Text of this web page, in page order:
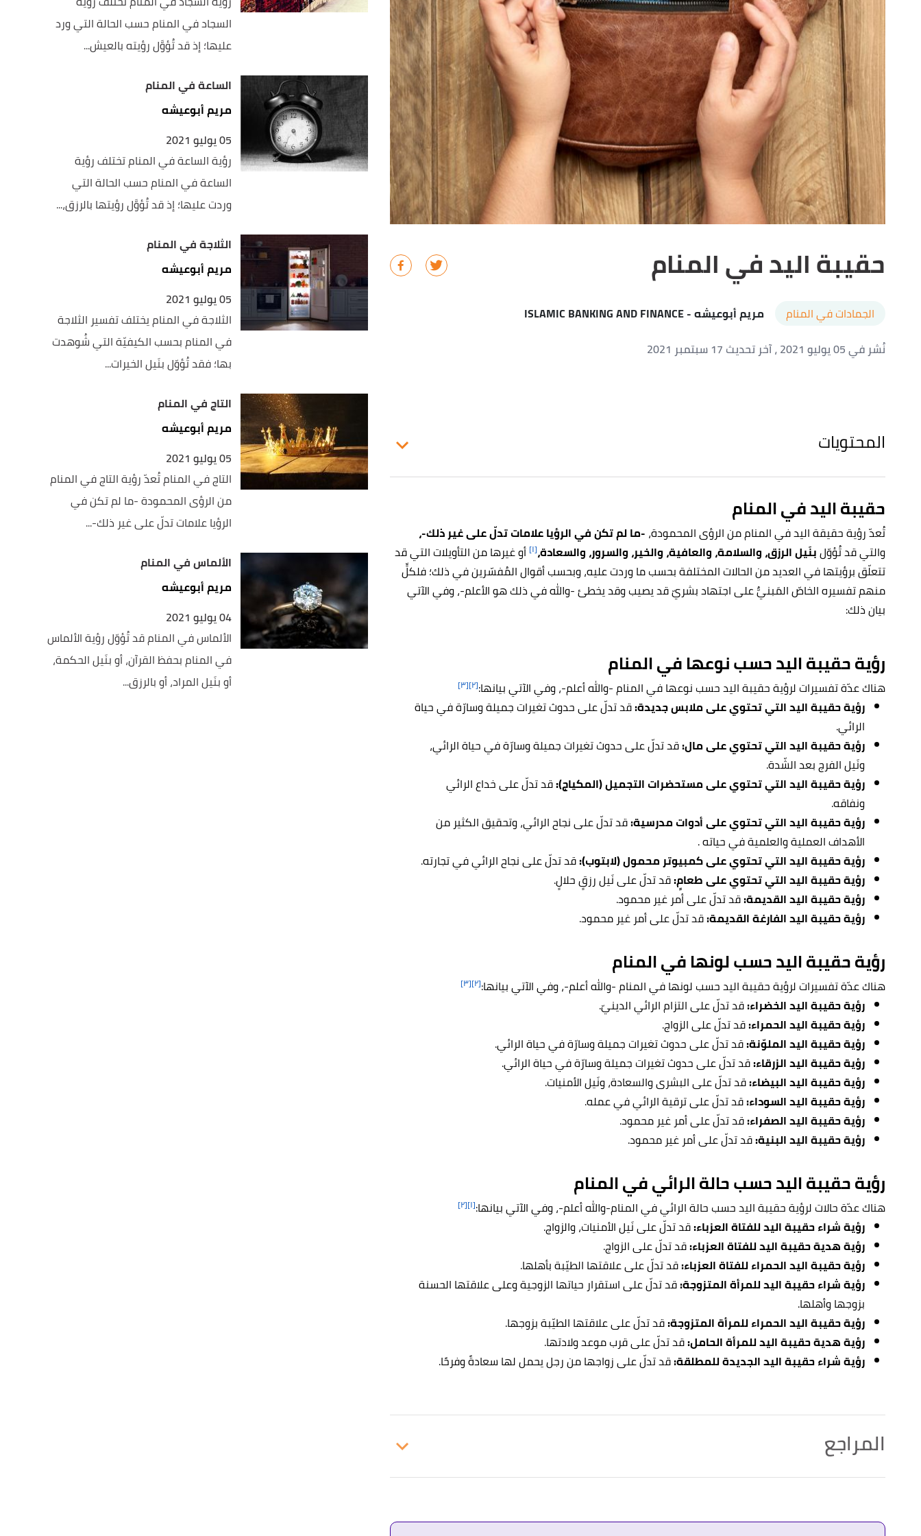
حقيبة اليد في المنام
الجمادات في المنام مريم أبوعيشه- ISLAMIC BANKING AND FINANCE
نُشر في 05 يوليو 2021
، آخر تحديث 17 سبتمبر 2021
المحتويات
حقيبة اليد في المنام
تُعدّ رؤية حقيقة اليد في المنام من الرؤى المحمودة، -ما لم تكن في الرؤيا علامات تدلّ على غير ذلك-،
والتي قد تُؤوّلبنَيل الرزق، والسلامة، والعافية، والخير، والسرور، والسعادة،[١] أو غيرها من التأويلات التي قد
تتعلّق برؤيتها في العديد من الحالات المختلفة بحسب ما وردت عليه، وبحسب أقوال المُفسّرين في ذلك؛ فلكلٍّ
منهم تفسيره الخاصّ المَبنيٌّ على اجتهاد بشريّ قد يصيب وقد يخطئ -والله في ذلك هو الأعلم-، وفي الآتي
بيان ذلك:
رؤية حقيبة اليد حسب نوعها في المنام
هناك عدّة تفسيرات لرؤية حقيبة اليد حسب نوعها في المنام -والله أعلم-، وفي الآتي بيانها:[٢] [٣]
رؤية حقيبة اليد التي تحتوي على ملابس جديدة:قد تدلّ على حدوث تغيرات جميلة وسارّة في حياة
الرائي.
رؤية حقيبة اليد التي تحتوي على مال:قد تدلّ على حدوث تغيرات جميلة وسارّة في حياة الرائي،
ونَيل الفرج بعد الشّدة.
رؤية حقيبة اليد التي تحتوي على مستحضرات التجميل (المكياج):قد تدلّ على خداع الرائي
ونفاقه.
رؤية حقيبة اليد التي تحتوي على أدوات مدرسية:قد تدلّ على نجاح الرائي، وتحقيق الكثير من
الأهداف العملية والعلمية في حياته .
رؤية حقيبة اليد التي تحتوي على كمبيوتر محمول (لابتوب):قد تدلّ على نجاح الرائي في تجارته.
رؤية حقيبة اليد التي تحتوي على طعامٍ:قد تدلّ على نَيل رزقٍ حلالٍ.
رؤية حقيبة اليد القديمة:قد تدلّ على أمر غير محمود.
رؤية حقيبة اليد الفارغة القديمة:قد تدلّ على أمر غير محمود.
رؤية حقيبة اليد حسب لونها في المنام
هناك عدّة تفسيرات لرؤية حقيبة اليد حسب لونها في المنام -والله أعلم-، وفي الآتي بيانها:[٢] [٣]
رؤية حقيبة اليد الخضراء:قد تدلّ على التزام الرائي الدينيّ.
رؤية حقيبة اليد الحمراء:قد تدلّ على الزواج.
رؤية حقيبة اليد الملوّنة:قد تدلّ على حدوث تغيرات جميلة وسارّة في حياة الرائي.
رؤية حقيبة اليد الزرقاء:قد تدلّ على حدوث تغيرات جميلة وسارّة في حياة الرائي.
رؤية حقيبة اليد البيضاء:قد تدلّ على البشرى والسعادة، ونَيل الأمنيات.
رؤية حقيبة اليد السوداء:قد تدلّ على ترقية الرائي في عمله.
رؤية حقيبة اليد الصفراء:قد تدلّ على أمر غير محمود.
رؤية حقيبة اليد البنية:قد تدلّ على أمر غير محمود.
رؤية حقيبة اليد حسب حالة الرائي في المنام
هناك عدّة حالات لرؤية حقيبة اليد حسب حالة الرائي في المنام-والله أعلم-، وفي الآتي بيانها:[١] [٢]
رؤية شراء حقيبة اليد للفتاة العزباء:قد تدلّ على نَيل الأمنيات، والزواج.
رؤية هدية حقيبة اليد للفتاة العزباء:قد تدلّ على الزواج.
رؤية حقيبة اليد الحمراء للفتاة العزباء:قد تدلّ على علاقتها الطيّبة بأهلها.
رؤية شراء حقيبة اليد للمرأة المتزوجة:قد تدلّ على استقرار حياتها الزوجية وعلى علاقتها الحسنة
بزوجها وأهلها.
رؤية حقيبة اليد الحمراء للمرأة المتزوجة:قد تدلّ على علاقتها الطيّبة بزوجها.
رؤية هدية حقيبة اليد للمرأة الحامل:قد تدلّ على قرب موعد ولادتها.
رؤية شراء حقيبة اليد الجديدة للمطلقة:قد تدلّ على زواجها من رجل يحمل لها سعادةً وفرحًا.
المراجع
^
"الشنطة في المنام"،أحلام بوست. بتصرّف.
السجاد في المنام حسب الحالة التي ورد
عليها؛ إذ قد تُؤوَّل رؤيته بالعيش...
الساعة في المنام
مريم أبوعيشه
05 يوليو 2021
رؤية الساعة في المنام تختلف رؤية
الساعة في المنام حسب الحالة التي
وردت عليها؛ إذ قد تُؤوَّل رؤيتها بالرزق،...
الثلاجة في المنام
مريم أبوعيشه
05 يوليو 2021
الثلاجة في المنام يختلف تفسير الثلاجة
في المنام بحسب الكيفيّة التي شُوهدت
بها؛ فقد تُؤوّل بنَيل الخيرات...
التاج في المنام
مريم أبوعيشه
05 يوليو 2021
التاج في المنام تُعدّ رؤية التاج في المنام
من الرؤى المحمودة -ما لم تكن في
الرؤيا علامات تدلّ على غير ذلك-...
الألماس في المنام
مريم أبوعيشه
04 يوليو 2021
الألماس في المنام قد تُؤوّل رؤية الألماس
في المنام بحفظ القرآن، أو بنَيل الحكمة،
أو بنَيل المراد، أو بالرزق...